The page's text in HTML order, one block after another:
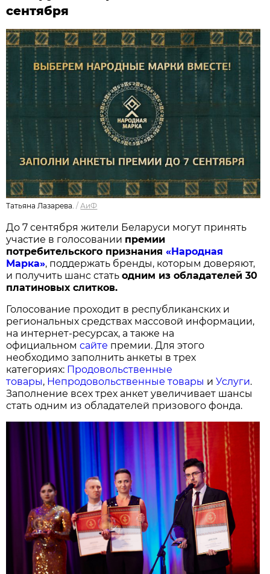
сентября
Татьяна Лазарева. / АиФ
До 7 сентября жители Беларуси могут принять
участие в голосовании премии
потребительского признания«Народная
Марка», поддержать бренды, которым доверяют,
и получить шанс статьодним из обладателей 30
платиновых слитков.
Голосование проходит в республиканских и
региональных средствах массовой информации,
на интернет-ресурсах, а также на
официальномсайте премии. Для этого
необходимо заполнить анкеты в трех
категориях: Продовольственные
товары, Непродовольственные товары иУслуги.
Заполнение всех трех анкет увеличивает шансы
стать одним из обладателей призового фонда.